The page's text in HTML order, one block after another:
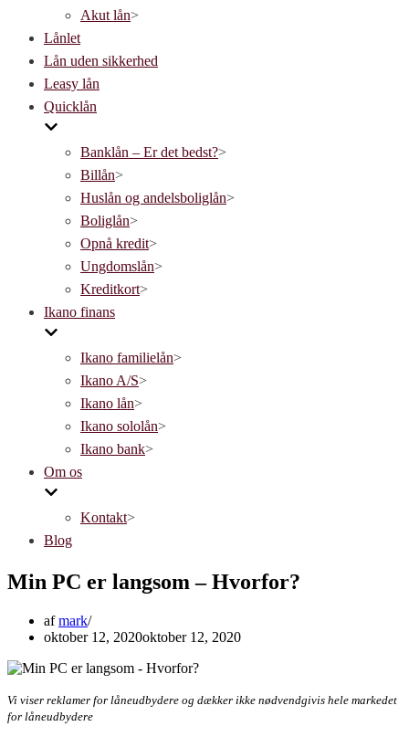
Akut lån>
Lånlet
Lån uden sikkerhed
Leasy lån
Quicklån
Banklån – Er det bedst?>
Billån>
Huslån og andelsboliglån>
Boliglån>
Opnå kredit>
Ungdomslån>
Kreditkort>
Ikano finans
Ikano familielån>
Ikano A/S>
Ikano lån>
Ikano sololån>
Ikano bank>
Om os
Kontakt>
Blog
Min PC er langsom – Hvorfor?
afmark
oktober 12, 2020oktober 12, 2020
Vi viser reklamer for låneudbydere og dækker ikke nødvendgivis hele markedet
for låneudbydere